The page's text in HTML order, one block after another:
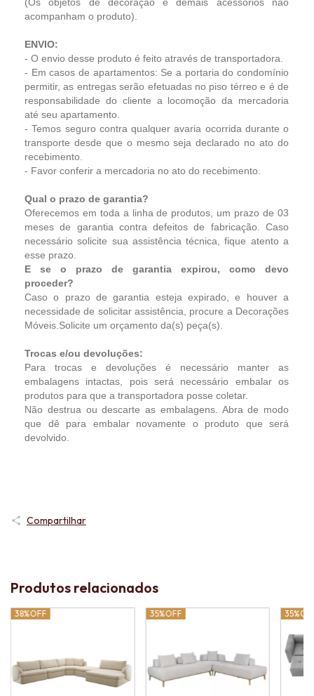
acompanham o produto).
ENVIO:
- O envio desse produto é feito através de transportadora.
- Em casos de apartamentos: Se a portaria do condomínio
permitir, as entregas serão efetuadas no piso térreo e é de
responsabilidade do cliente a locomoção da mercadoria
até seu apartamento.
- Temos seguro contra qualquer avaria ocorrida durante o
transporte desde que o mesmo seja declarado no ato do
recebimento.
- Favor conferir a mercadoria no ato do recebimento.
Qual o prazo de garantia?
Oferecemos em toda a linha de produtos, um prazo de 03
meses de garantia contra defeitos de fabricação. Caso
necessário solicite sua assistência técnica, fique atento a
esse prazo.
E se o prazo de garantia expirou, como devo
proceder?
Caso o prazo de garantia esteja expirado, e houver a
necessidade de solicitar assistência, procure a Decorações
Móveis.Solicite um orçamento da(s) peça(s).
Trocas e/ou devoluções:
Para trocas e devoluções é necessário manter as
embalagens intactas, pois será necessário embalar os
produtos para que a transportadora posse coletar.
Não destrua ou descarte as embalagens. Abra de modo
que dê para embalar novamente o produto que será
devolvido.
Compartilhar
Produtos relacionados
38%OFF 35%OFF 35%